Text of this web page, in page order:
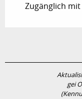
Zugänglich
gei